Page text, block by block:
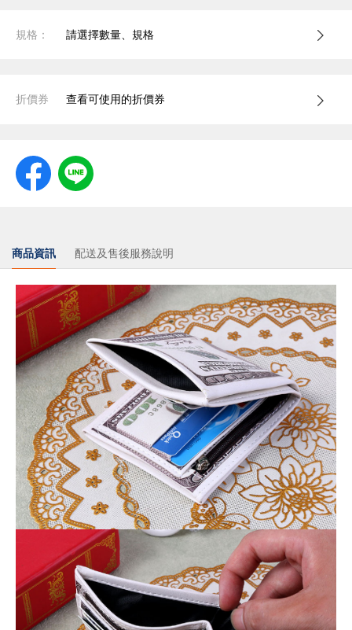
規格： 請選擇數量、規格
折價券 查看可使用的折價券
商品資訊 配送及售後服務說明